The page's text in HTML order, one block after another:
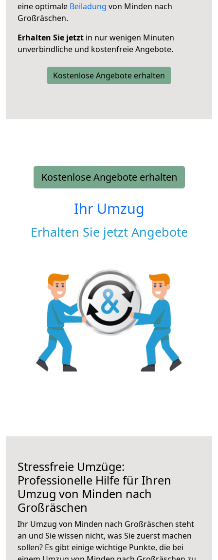
eine optimale Beiladung von Minden nach
Großräschen.
Erhalten Sie jetzt in nur wenigen Minuten
unverbindliche und kostenfreie Angebote.
Kostenlose Angebote erhalten
Kostenlose Angebote erhalten
Ihr Umzug
Erhalten Sie jetzt Angebote
Stressfreie Umzüge:
Professionelle Hilfe für Ihren
Umzug von Minden nach
Großräschen
Ihr Umzug von Minden nach Großräschen steht
an und Sie wissen nicht, was Sie zuerst machen
sollen? Es gibt einige wichtige Punkte, die bei